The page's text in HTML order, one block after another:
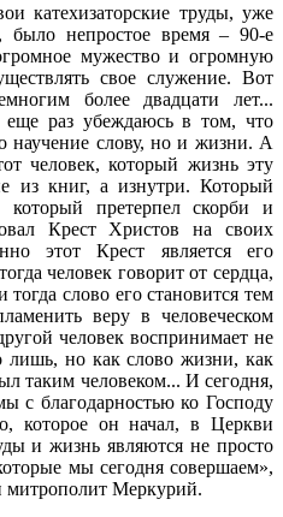
катехизаторские труды, уже
непростое время – 90-е
мужество и огромную
свое служение. Вот
более двадцати лет...
раз убеждаюсь в том, что
научение слову, но и жизни. А
человек, который жизнь эту
из книг, а изнутри. Который
претерпел скорби и
Крест Христов на своих
этот Крест является его
человек говорит от сердца,
слово его становится тем
веру в человеческом
человек воспринимает не
лишь, но как слово жизни, как
таким человеком... И сегодня,
с благодарностью ко Господу
которое он начал, в Церкви
и жизнь являются не просто
мы сегодня совершаем»,
митрополит Меркурий.